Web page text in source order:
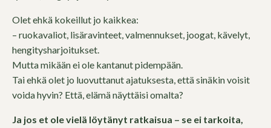
Olet ehkä kokeillut jo kaikkea:
– ruokavaliot, lisäravinteet, valmennukset, joogat, kävelyt,
hengitysharjoitukset.
Mutta mikään ei ole kantanut pidempään.
Tai ehkä olet jo luovuttanut ajatuksesta, että sinäkin voisit
voida hyvin? Että, elämä näyttäisi omalta?
Ja jos et ole vielä löytänyt ratkaisua – se ei tarkoita,